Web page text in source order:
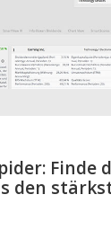
Finde
den